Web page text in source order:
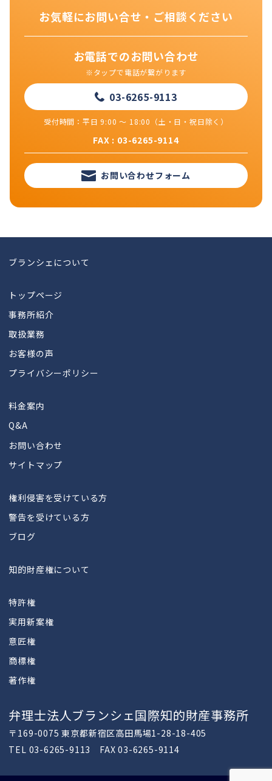
お気軽にお問い合せ・ご相談ください
お電話でのお問い合わせ
※タップで電話が繋がります
受付時間：平日 9:00 ～ 18:00（土・日・祝日除く）
03-6265-9113
FAX : 03-6265-9114
お問い合わせフォーム
ブランシェについて
トップページ
事務所紹介
取扱業務
お客様の声
プライバシーポリシー
料金案内
Q&A
お問い合わせ
サイトマップ
権利侵害を受けている方
警告を受けている方
ブログ
知的財産権について
特許権
実用新案権
意匠権
商標権
著作権
弁理士法人ブランシェ国際知的財産事務所
〒169-0075 東京都新宿区高田馬場1-28-18-405
TEL 03-6265-9113 FAX 03-6265-9114